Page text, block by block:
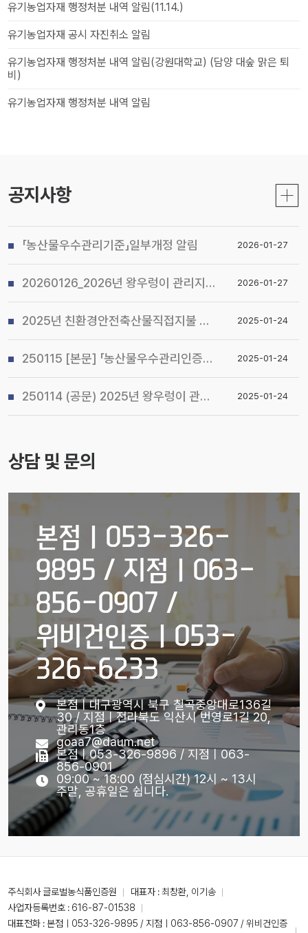
유기농업자재 행정처분 내역 알림(11.14.)
유기농업자재 공시 자진취소 알림
유기농업자재 행정처분 내역 알림(강원대학교) (담양 대숲 맑은 퇴
비)
유기농업자재 행정처분 내역 알림
공지사항
「농산물우수관리기준」일부개정 알림 2026-01-27
20260126_2026년 왕우렁이 관리지침 및 전국 일제 수거기간 운영계획 알림 2026-01-27
2025년 친환경안전축산물직접지불 사업 시행지침 알림 2025-01-24
250115 [본문] 「농산물우수관리인증(GAP) 기본교육 관리지침」개정 알림 2025-01-24
250114 (공문) 2025년 왕우렁이 관리지침 및 전국 일제 수거기간 운영계획 알림 2025-01-24
상담 및 문의
본점ㅣ053-326-
9895 / 지점ㅣ063-
856-0907 /
위비건인증ㅣ053-
326-6233
본점ㅣ대구광역시 북구 칠곡중앙대로136길
30 / 지점ㅣ전라북도 익산시 번영로1길 20,
관리동1층
goaa7@daum.net
본점ㅣ053-326-9896 / 지점ㅣ063-
856-0901
09:00 ~ 18:00 (점심시간) 12시 ~ 13시
주말, 공휴일은 쉽니다.
주식회사 글로벌농식품인증원
대표자 : 최창환, 이기송
사업자등록번호 : 616-87-01538
대표전화 : 본점ㅣ053-326-9895 / 지점ㅣ063-856-0907 / 위비건인증